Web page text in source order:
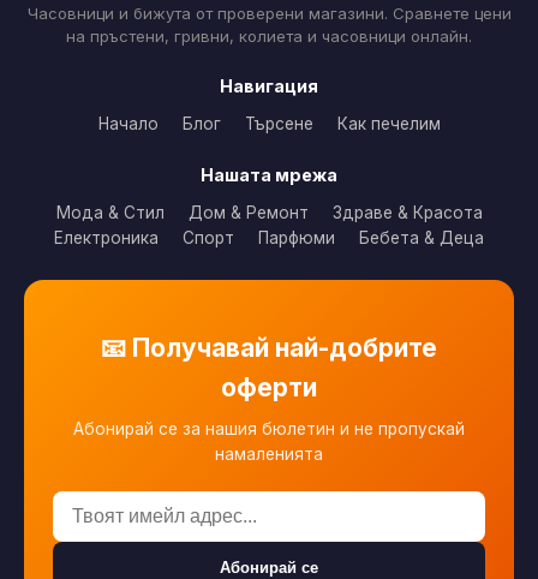
Часовници и бижута от проверени магазини. Сравнете цени
на пръстени, гривни, колиета и часовници онлайн.
Навигация
Начало Блог Търсене Как печелим
Нашата мрежа
Мода & Стил Дом & Ремонт
Здраве & Красота
Електроника
Спорт Парфюми Бебета & Деца
📧 Получавай най-добрите
оферти
Абонирай се за нашия бюлетин и не пропускай
намаленията
Абонирай се